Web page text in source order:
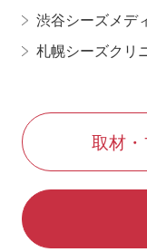
渋谷シーズメデ
札幌シーズクリ
取材